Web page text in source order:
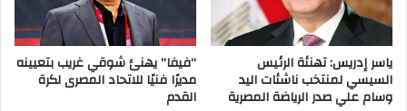
ياسر إدريس: تهنئة الرئيس
السيسي لمنتخب ناشئات اليد
وسام علي صدر الرياضة المصرية
“فيفا” يهنئ شوقي غريب بتعيينه
مديرًا فنيًا للاتحاد المصرى لكرة
القدم